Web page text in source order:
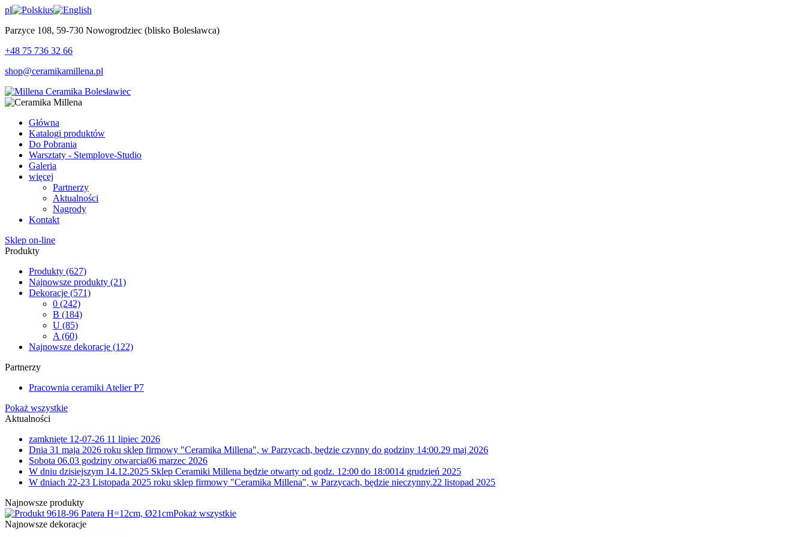
pl
us
Parzyce 108, 59-730 Nowogrodziec (blisko Bolesławca)
+48 75 736 32 66
shop@ceramikamillena.pl
Główna
Katalogi produktów
Do Pobrania
Warsztaty - Stemplove-Studio
Galeria
więcej
Partnerzy
Aktualności
Nagrody
Kontakt
Sklep on-line
Produkty
Produkty (627)
Najnowsze produkty (21)
Dekoracje (571)
0 (242)
B (184)
U (85)
A (60)
Najnowsze dekoracje (122)
Partnerzy
Pracownia ceramiki Atelier P7
Pokaż wszystkie
Aktualności
zamknięte 12-07-26 11 lipiec 2026
Dnia 31 maja 2026 roku sklep firmowy "Ceramika Millena", w Parzycach, będzie czynny do godziny 14:00.29 maj 2026
Sobota 06.03 godziny otwarcia06 marzec 2026
W dniu dzisiejszym 14.12.2025 Sklep Ceramiki Millena będzie otwarty od godz. 12:00 do 18:0014 grudzień 2025
W dniach 22-23 Listopada 2025 roku sklep firmowy "Ceramika Millena", w Parzycach, będzie nieczynny.22 listopad 2025
Najnowsze produkty
8-96 Patera H=12cm, Ø21cmPokaż wszystkie
Najnowsze dekoracje